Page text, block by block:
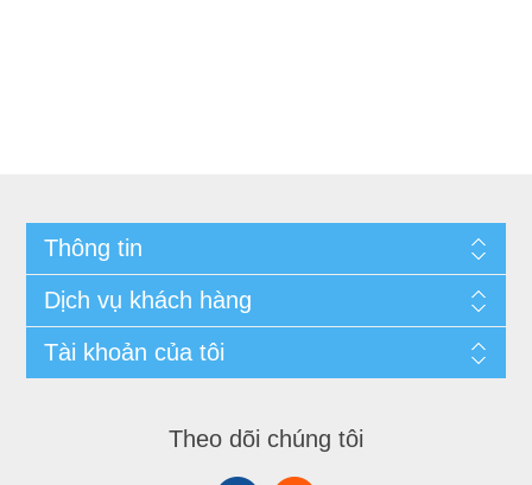
Thông tin
Dịch vụ khách hàng
Tài khoản của tôi
Theo dõi chúng tôi